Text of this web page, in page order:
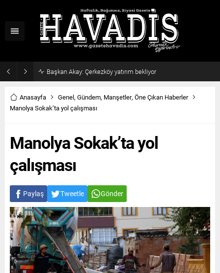
Haziran ayı ilk oturumu tamamlandı
Anasayfa Genel, Gündem, Manşetler, Öne Çıkan Haberler
Manolya Sokak’ta yol çalışması
Manolya Sokak’ta yol
çalışması
Paylaş Tweetle Gönder